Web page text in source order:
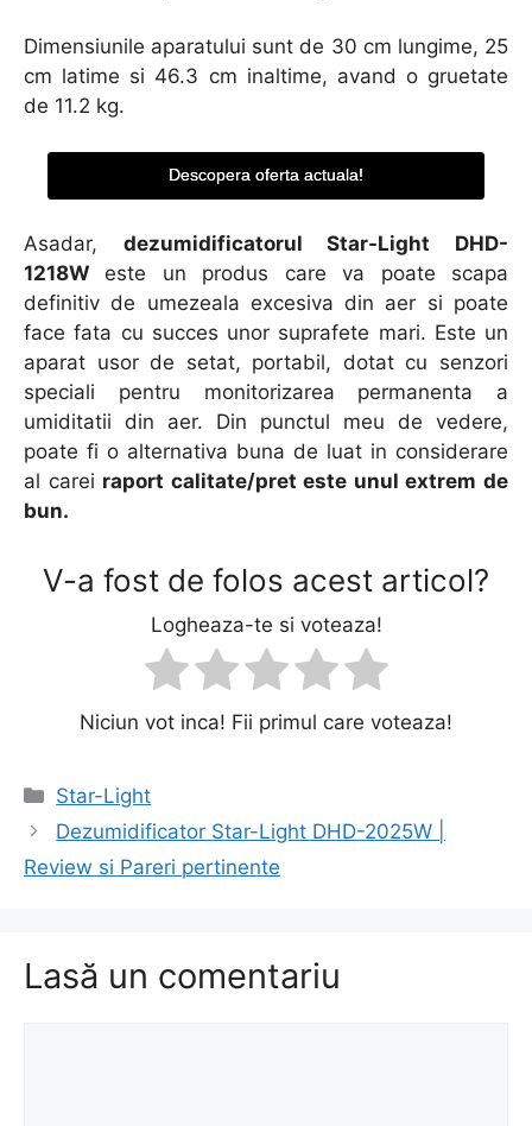
Dimensiunile aparatului sunt de 30 cm lungime, 25
cm latime si 46.3 cm inaltime, avand o gruetate
de 11.2 kg.
Descopera oferta actuala!
Asadar, dezumidificatorul Star-Light DHD-
1218W este un produs care va poate scapa
definitiv de umezeala excesiva din aer si poate
face fata cu succes unor suprafete mari. Este un
aparat usor de setat, portabil, dotat cu senzori
speciali pentru monitorizarea permanenta a
umiditatii din aer. Din punctul meu de vedere,
poate fi o alternativa buna de luat in considerare
al carei raport calitate/pret este unul extrem de
bun.
V-a fost de folos acest articol?
Logheaza-te si voteaza!
Niciun vot inca! Fii primul care voteaza!
Categorii
Star-Light
Navigare
în
Dezumidificator Star-Light DHD-2025W |
Review si Pareri pertinente
Lasă un comentariu